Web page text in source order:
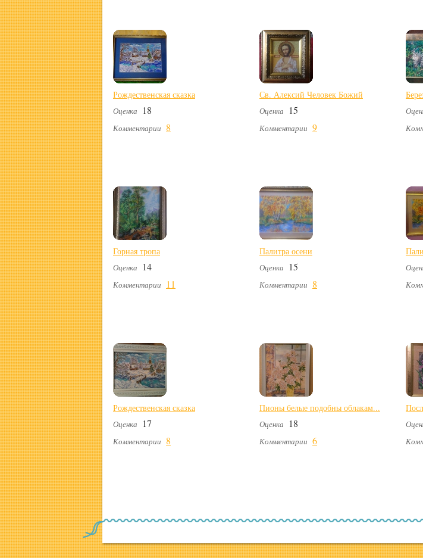
Рождественская сказка
Оценка 18
Комментарии 8
Св. Алексий Человек Божий
Оценка 15
Комментарии 9
Горная тропа
Оценка 14
Комментарии 11
Палитра осени
Оценка 15
Комментарии 8
Рождественская сказка
Оценка 17
Комментарии 8
Пионы белые подобны облакам...
Оценка 18
Комментарии 6